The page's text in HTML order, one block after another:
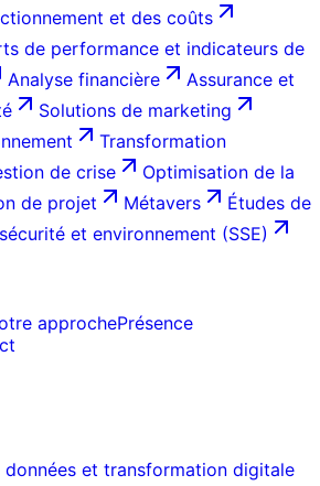
et des coûts
de performance et indicateurs de
Analyse financière
Assurance et
Solutions de marketing
Transformation
de crise
Optimisation de la
de projet Métavers
Études de
et environnement (SSE)
approchePrésence
données et transformation digitale